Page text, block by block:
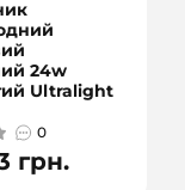
24w
Ultralight
0
грн.